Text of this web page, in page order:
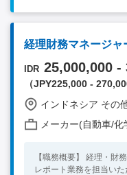
経理財務マネージャ
IDR 25,000,000 -
（JPY225,000 -
インドネシア その
メーカー(自動車/
【職務概要】 経理・財
レポート業務を担当い